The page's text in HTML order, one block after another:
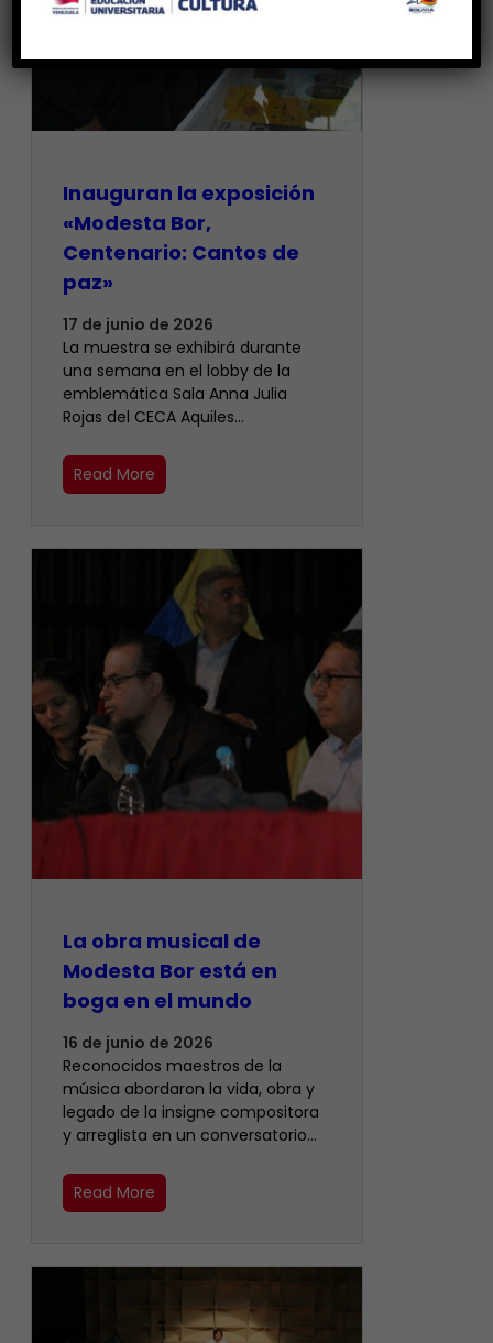
Inauguran la exposición
«Modesta Bor,
Centenario: Cantos de
paz»
17 de junio de 2026
La muestra se exhibirá durante
una semana en el lobby de la
emblemática Sala Anna Julia
Rojas del CECA Aquiles…
Read More
La obra musical de
Modesta Bor está en
boga en el mundo
16 de junio de 2026
Reconocidos maestros de la
música abordaron la vida, obra y
legado de la insigne compositora
y arreglista en un conversatorio…
Read More